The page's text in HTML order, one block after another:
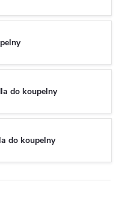
do koupelny
do koupelny